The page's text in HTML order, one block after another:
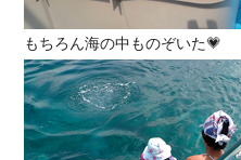
もちろん海の中ものぞいた💗